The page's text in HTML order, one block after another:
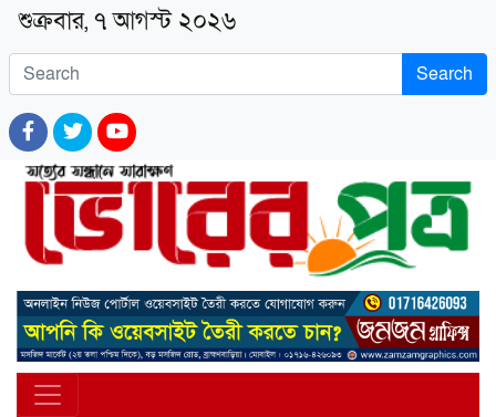
শুক্রবার, ৭ আগস্ট ২০২৬
Search